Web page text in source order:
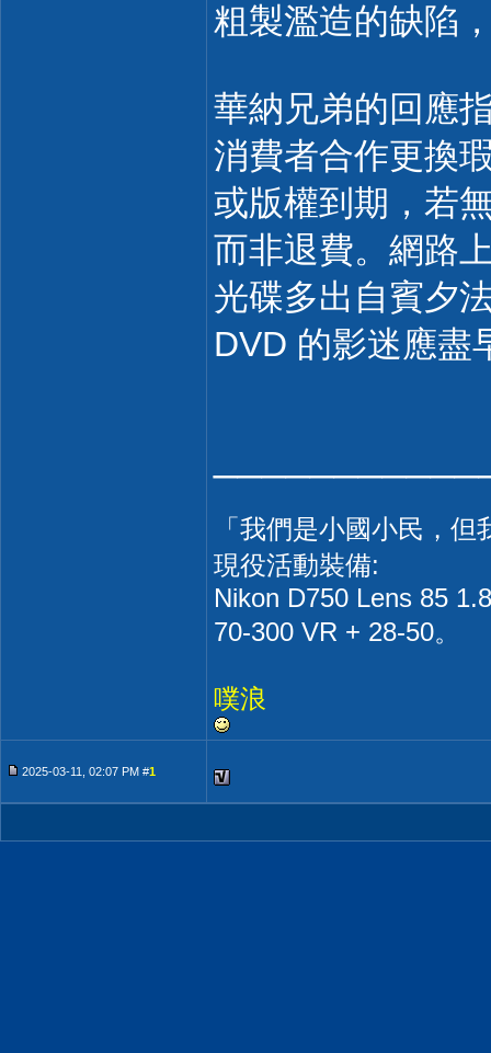
粗製濫造的缺陷
華納兄弟的回應
消費者合作更換
或版權到期，若
而非退費。網路
光碟多出自賓夕
DVD 的影迷應盡
「我們是小國小民，
現役活動裝備:
Nikon D750 Lens 85
70-300 VR + 28-50。
噗浪
2025-03-11, 02:07 PM #1